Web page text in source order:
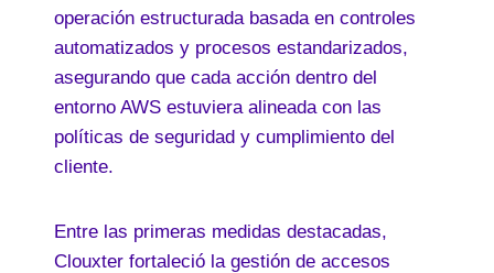
operación estructurada basada en controles
automatizados y procesos estandarizados,
asegurando que cada acción dentro del
entorno AWS estuviera alineada con las
políticas de seguridad y cumplimiento del
cliente.
Entre las primeras medidas destacadas,
Clouxter fortaleció la gestión de accesos